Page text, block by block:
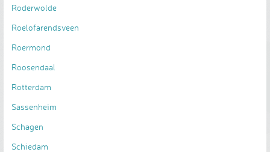
Roderwolde
Roelofarendsveen
Roermond
Roosendaal
Rotterdam
Sassenheim
Schagen
Schiedam